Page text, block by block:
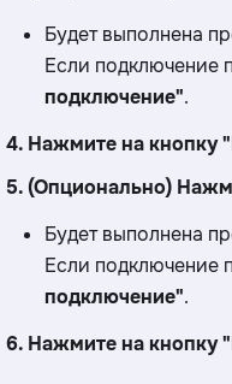
Будет выполнена
Если подключение
подключение".
4. Нажмите на кнопку
5. (Опционально)
Будет выполнена
Если подключение
подключение".
6. Нажмите на кнопку